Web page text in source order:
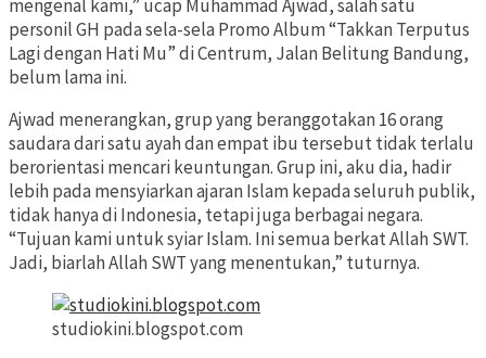
mengenal kami,” ucap Muhammad Ajwad, salah satu
personil GH pada sela-sela Promo Album “Takkan Terputus
Lagi dengan Hati Mu” di Centrum, Jalan Belitung Bandung,
belum lama ini.
Ajwad menerangkan, grup yang beranggotakan 16 orang
saudara dari satu ayah dan empat ibu tersebut tidak terlalu
berorientasi mencari keuntungan. Grup ini, aku dia, hadir
lebih pada mensyiarkan ajaran Islam kepada seluruh publik,
tidak hanya di Indonesia, tetapi juga berbagai negara.
“Tujuan kami untuk syiar Islam. Ini semua berkat Allah SWT.
Jadi, biarlah Allah SWT yang menentukan,” tuturnya.
studiokini.blogspot.com